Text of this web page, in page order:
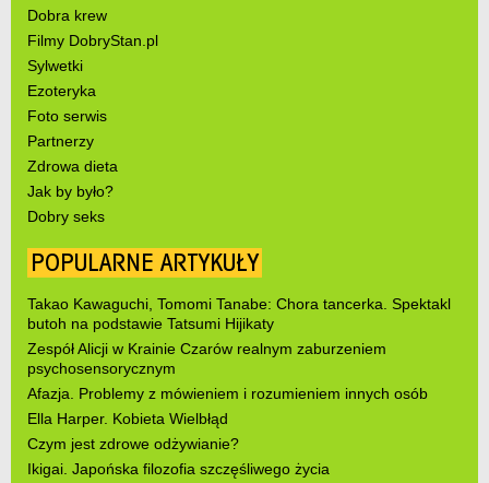
Dobra krew
Filmy DobryStan.pl
Sylwetki
Ezoteryka
Foto serwis
Partnerzy
Zdrowa dieta
Jak by było?
Dobry seks
POPULARNE ARTYKUŁY
Takao Kawaguchi, Tomomi Tanabe: Chora tancerka. Spektakl
butoh na podstawie Tatsumi Hijikaty
Zespół Alicji w Krainie Czarów realnym zaburzeniem
psychosensorycznym
Afazja. Problemy z mówieniem i rozumieniem innych osób
Ella Harper. Kobieta Wielbłąd
Czym jest zdrowe odżywianie?
Ikigai. Japońska filozofia szczęśliwego życia